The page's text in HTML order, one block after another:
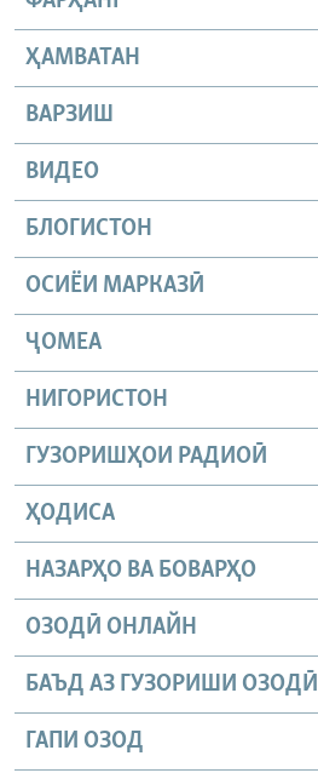
ҲАМВАТАН
ВАРЗИШ
ВИДЕО
БЛОГИСТОН
ОСИЁИ МАРКАЗӢ
ҶОМEА
НИГОРИСТОН
ГУЗОРИШҲОИ РАДИОӢ
ҲОДИСА
НАЗАРҲО ВА БОВАРҲО
ОЗОДӢ ОНЛАЙН
БАЪД АЗ ГУЗОРИШИ ОЗОДӢ
ГАПИ ОЗОД